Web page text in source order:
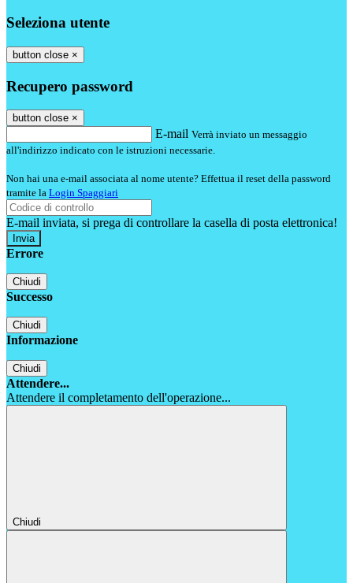
Seleziona utente
button close ×
Recupero password
button close ×
E-mail Verrà inviato un messaggio
all'indirizzo indicato con le istruzioni necessarie.
Non hai una e-mail associata al nome utente? Effettua il reset della password
tramite la Login Spaggiari
E-mail inviata, si prega di controllare la casella di posta elettronica!
Errore
Chiudi
Successo
Chiudi
Informazione
Chiudi
Attendere...
Attendere il completamento dell'operazione...
Chiudi